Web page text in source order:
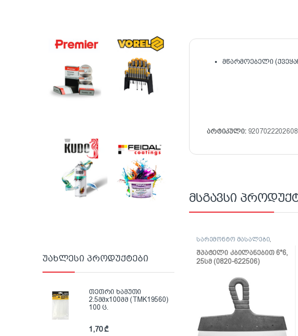
მწარმოებელი
არტიკული: 9207022202608
მსგავსი
სარემონტო მასალები
ქაფჩა
შპატელი კბილანებით 6*6,
25სმ (0820-622506)
უახლესი პროდუქტები
თეთრი ხამუთი
2.5მმx100მმ (TMK19560)
100 ც.
1,70₾